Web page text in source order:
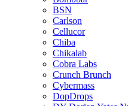
BSN
Carlson
Cellucor
Chiba
Chikalab
Cobra Labs
Crunch Brunch
Cybermass
DopDrops